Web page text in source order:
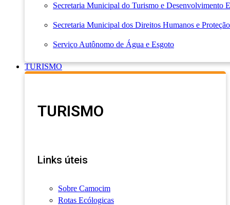
Secretaria Municipal do Turismo e Desenvolvimento
Secretaria Municipal dos Direitos Humanos e
Serviço Autônomo de Água e Esgoto
TURISMO
TURISMO
Links úteis
Sobre Camocim
Rotas Ecólogicas